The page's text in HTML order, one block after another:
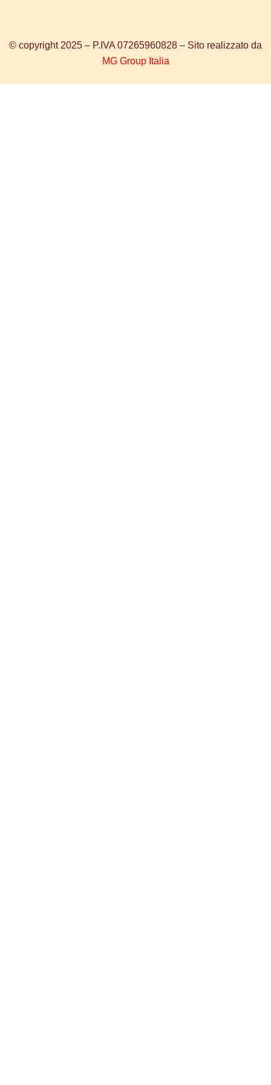
© copyright 2025 – P.IVA 07265960828 – Sito realizzato da
MG Group Italia